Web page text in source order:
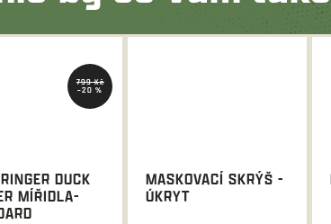
799 Kč
–20 %
DUCK
MÍŘIDLA-
MASKOVACÍ SKRÝŠ -
ÚKRYT